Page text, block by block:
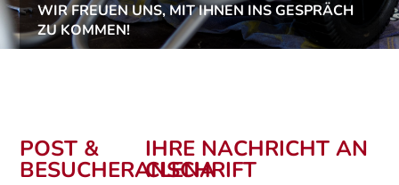
WIR FREUEN UNS, MIT IHNEN INS GESPRÄCH
ZU KOMMEN!
POST &
BESUCHERANSCHRIFT
IHRE NACHRICHT AN
CLENA